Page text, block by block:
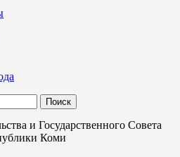
и Государственного Совета
Коми